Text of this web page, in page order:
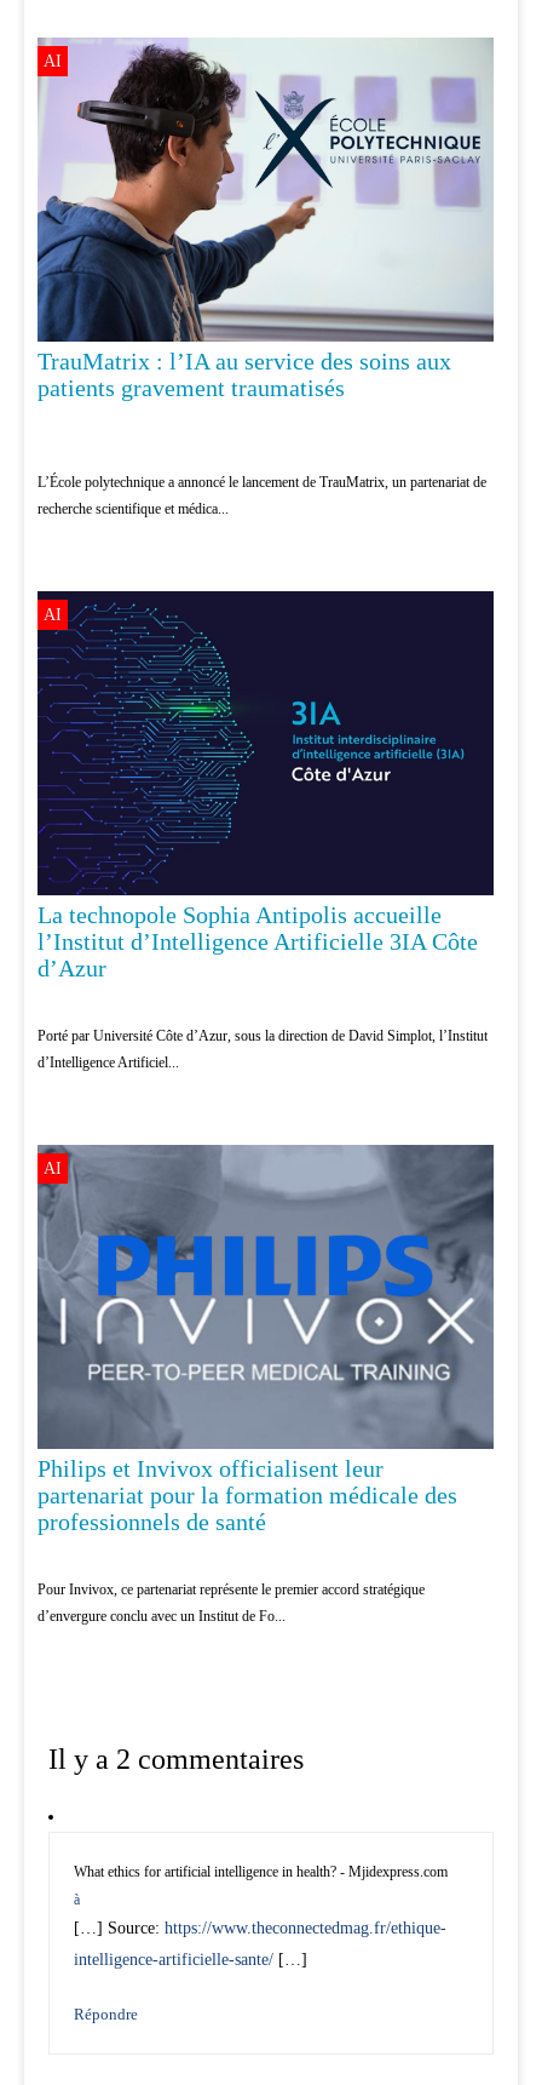
AI
TrauMatrix : l’IA au service des soins aux
patients gravement traumatisés
L’École polytechnique a annoncé le lancement de TrauMatrix, un partenariat de
recherche scientifique et médica...
AI
La technopole Sophia Antipolis accueille
l’Institut d’Intelligence Artificielle 3IA Côte
d’Azur
Porté par Université Côte d’Azur, sous la direction de David Simplot, l’Institut
d’Intelligence Artificiel...
AI
Philips et Invivox officialisent leur
partenariat pour la formation médicale des
professionnels de santé
Pour Invivox, ce partenariat représente le premier accord stratégique
d’envergure conclu avec un Institut de Fo...
Il y a 2 commentaires
What ethics for artificial intelligence in health? - Mjidexpress.com
à
[…] Source: https://www.theconnectedmag.fr/ethique-
intelligence-artificielle-sante/ […]
Répondre